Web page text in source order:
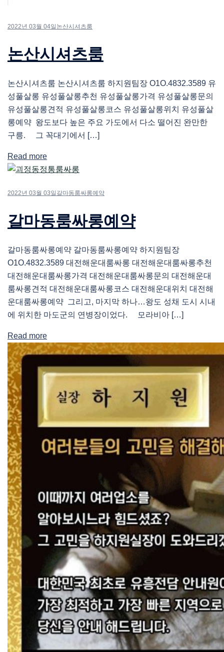
2022년 03월 04일 논산시셔츠룸
논산시셔츠룸
논산시셔츠룸 논산시셔츠룸 하지원팀장 O1O.4832.3589 유
성풀살롱 유성풀살롱추천 유성풀살롱가격 유성풀살롱문의
유성풀살롱견적 유성풀살롱코스 유성풀살롱위치 유성풀살
롱예약 왕도보다 높은 주요 가도에서 다소 떨어진 완만한
구릉. 그 꼭대기에서 […]
Read more
2022년 03월 03일 갈마동룸싸롱예약
갈마동룸싸롱예약
갈마동룸싸롱예약 갈마동룸싸롱예약 하지원팀장
O1O.4832.3589 대전해운대룸싸롱 대전해운대룸싸롱추천
대전해운대룸싸롱가격 대전해운대룸싸롱문의 대전해운대
룸싸롱견적 대전해운대룸싸롱코스 대전해운대위치 대전해
운대룸싸롱예약 그리고, 마지막 하나…왕도 성채 도시 시내
에 위치한 마도군의 연병장이었다. 모라비아 […]
Read more